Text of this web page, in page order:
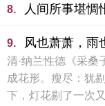
8. 人间所事堪惆
9. 风也萧萧，雨
清·纳兰性德《采桑
成花形。瘦尽：犹
下，灯花剔了一次